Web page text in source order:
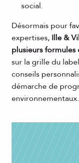
social.
Désormais pour
expertises, Ille &
plusieurs formules
sur la grille du
conseils
démarche de
environnementaux.